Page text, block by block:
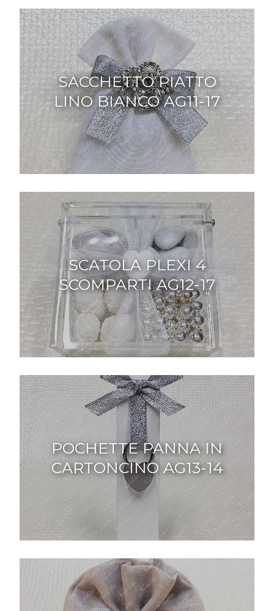
SACCHETTO PIATTO
LINO BIANCO AG11-17
SCATOLA PLEXI 4
SCOMPARTI AG12-17
POCHETTE PANNA IN
CARTONCINO AG13-14